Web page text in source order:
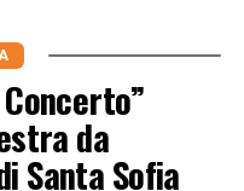
da
Santa Sofia